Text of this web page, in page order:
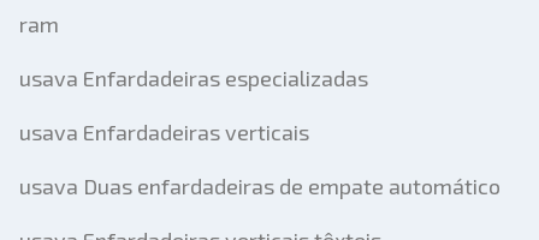
ram
usava Enfardadeiras especializadas
usava Enfardadeiras verticais
usava Duas enfardadeiras de empate automático